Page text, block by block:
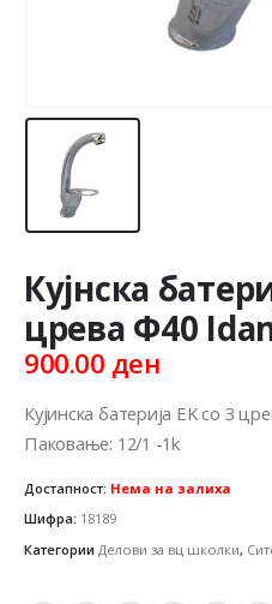
Кујнска
црева Ф40
900.00 ден
Кујинска батерија EK со 3
Паковање: 12/1 -1k
Достапност: Нема на залиха
Шифра: 18189
Категории Делови за вц школки,